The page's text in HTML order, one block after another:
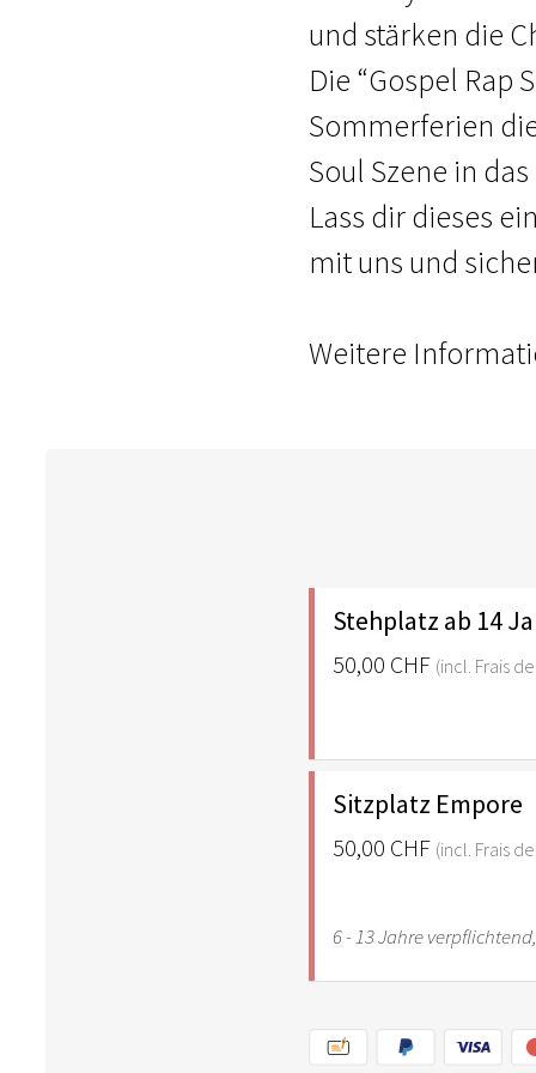
und stärken die
Die “Gospel Rap
Sommerferien
Soul Szene in
Lass dir dieses
mit uns und
Weitere
Stehplatz ab 14
50,00 CHF (incl. Frais
Sitzplatz Empore
50,00 CHF (incl. Frais
6 - 13 Jahre